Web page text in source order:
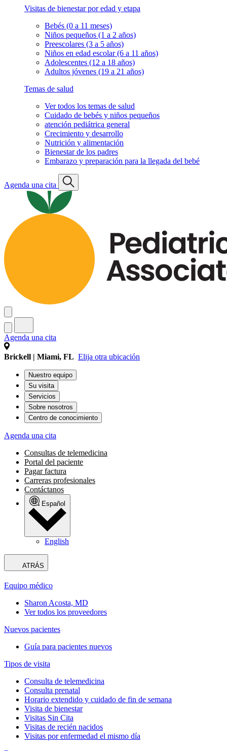
Visitas de bienestar por edad y etapa
Bebés (0 a 11 meses)
Niños pequeños (1 a 2 años)
Preescolares (3 a 5 años)
Niños en edad escolar (6 a 11 años)
Adolescentes (12 a 18 años)
Adultos jóvenes (19 a 21 años)
Temas de salud
Ver todos los temas de salud
Cuidado de bebés y niños pequeños
atención pediátrica general
Crecimiento y desarrollo
Nutrición y alimentación
Bienestar de los padres
Embarazo y preparación para la llegada del bebé
Agenda una cita
Agenda una cita
Brickell | Miami, FL Elija otra ubicación
Nuestro equipo
Su visita
Servicios
Sobre nosotros
Centro de conocimiento
Agenda una cita
Consultas de telemedicina
Portal del paciente
Pagar factura
Carreras profesionales
Contáctanos
Español
English
ATRÁS
Equipo médico
Sharon Acosta, MD
Ver todos los proveedores
Nuevos pacientes
Guía para pacientes nuevos
Tipos de visita
Consulta de telemedicina
Consulta prenatal
Horario extendido y cuidado de fin de semana
Visita de bienestar
Visitas Sin Cita
Visitas de recién nacidos
Visitas por enfermedad el mismo día